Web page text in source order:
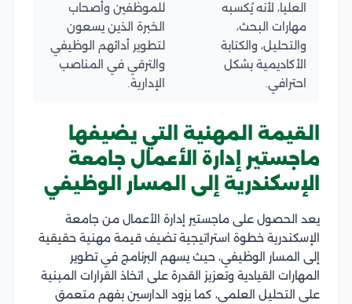
العليا، لأنه يُكسبه
مهارات البحث،
والتحليل، والكتابة
الأكاديمية بشكل
احترافي.
للموظفين وأصحاب
الخبرة الذين يسعون
لتطوير أدائهم الوظيفي
والترقي في المناصب
الإدارية.
القيمة المهنية التي يضيفها
ماجستير إدارة الأعمال جامعة
الإسكندرية إلى المسار الوظيفي
يعد الحصول على ماجستير إدارة الأعمال من جامعة
الإسكندرية خطوة استراتيجية تضيف قيمة مهنية حقيقية
إلى المسار الوظيفي، حيث يسهم البرنامج في تطوير
المهارات القيادية وتعزيز القدرة على اتخاذ القرارات المبنية
على التحليل العلمي، كما يزود الدارسين بفهم متعمق